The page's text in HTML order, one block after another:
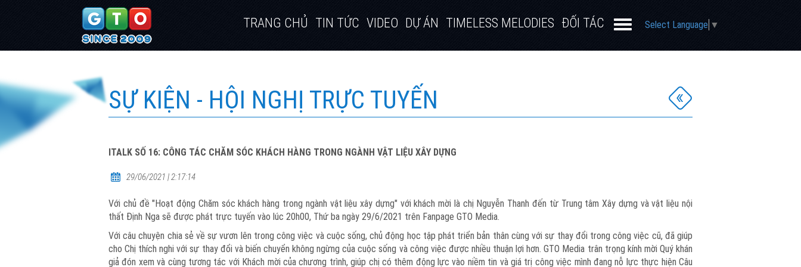
TRANG CHỦ TIN TỨC VIDEO DỰ ÁN TIMELESS MELODIES ĐỐI TÁC Select Language ▼
SỰ KIỆN - HỘI NGHỊ TRỰC TUYẾN
ITALK SỐ 16: CÔNG TÁC CHĂM SÓC KHÁCH HÀNG TRONG NGÀNH VẬT LIỆU XÂY DỰNG
29/06/2021 | 2:17:14
Với chủ đề "Hoạt động Chăm sóc khách hàng trong ngành vật liệu xây dựng" với khách mời là chị Nguyễn Thanh đến từ Trung tâm Xây dựng và vật liệu nội
thất Định Nga sẽ được phát trực tuyến vào lúc 20h00, Thứ ba ngày 29/6/2021 trên Fanpage GTO Media.
Với câu chuyện chia sẻ về sự vươn lên trong công việc và cuộc sống, chủ động học tập phát triển bản thân cùng với sự thay đổi trong công việc cũ, đã giúp
cho Chị thích nghi với sự thay đổi và biến chuyển không ngừng của cuộc sống và công việc được nhiều thuận lợi hơn. GTO Media trân trọng kính mời Quý khán
giả đón xem và cùng tương tác với Khách mời của chương trình, giúp chị có thêm động lực vào niềm tin và giá trị công việc mình đang nỗ lực thực hiện Câu